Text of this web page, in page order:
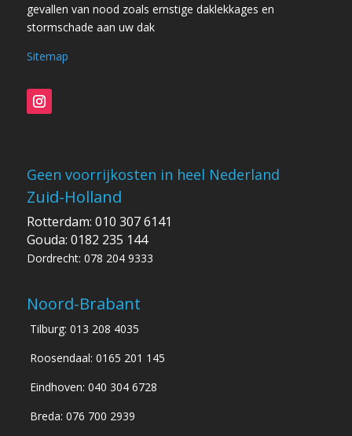
gevallen van nood zoals ernstige daklekkages en
stormschade aan uw dak
Sitemap
Geen voorrijkosten in heel Nederland
Zuid-Holland
Rotterdam: 010 307 6141
Gouda: 0182 235 144
Dordrecht: 078 204 9333
Noord-Brabant
Tilburg: 013 208 4035
Roosendaal: 0165 201 145
Eindhoven: 040 304 6728
Breda: 076 700 2939